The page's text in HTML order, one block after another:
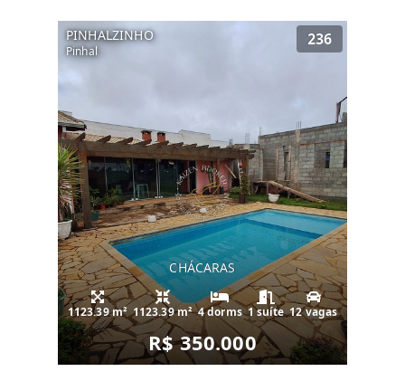
PINHALZINHO
Pinhal
236
CHÁCARAS
1123.39 m² 1123.39 m² 4 dorms 1 suíte 12 vagas
R$ 350.000